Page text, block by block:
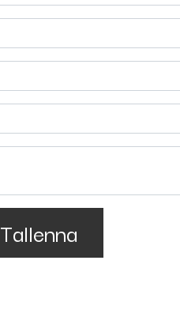
Tallenna